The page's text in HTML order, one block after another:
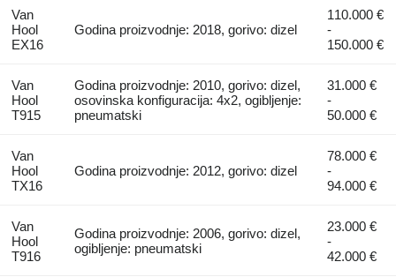
Van
Hool
EX16
Godina proizvodnje: 2018, gorivo: dizel
110.000 €
-
150.000 €
Van
Hool
T915
Godina proizvodnje: 2010, gorivo: dizel,
osovinska konfiguracija: 4x2, ogibljenje:
pneumatski
31.000 €
-
50.000 €
Van
Hool
TX16
Godina proizvodnje: 2012, gorivo: dizel
78.000 €
-
94.000 €
Van
Hool
T916
Godina proizvodnje: 2006, gorivo: dizel,
ogibljenje: pneumatski
23.000 €
-
42.000 €